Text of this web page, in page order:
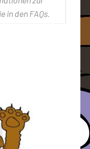
in den FAQs.